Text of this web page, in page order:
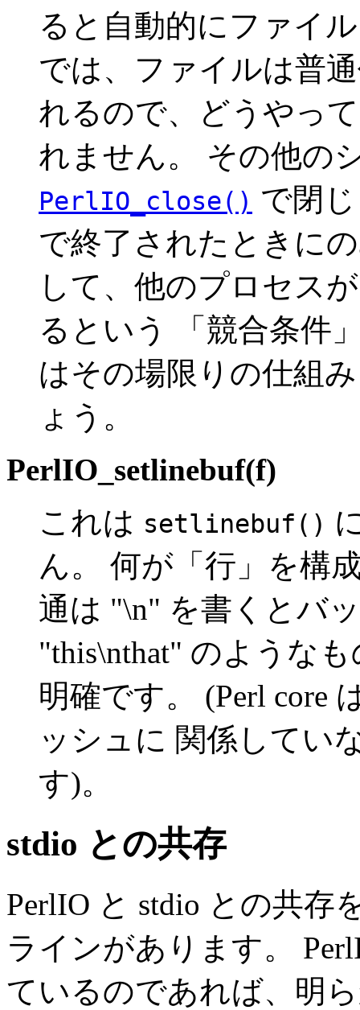
ると自動的にファイ
では、ファイルは普
れるので、どうやっ
れません。 その他の
PerlIO_close() で閉
で終了されたときに
して、他のプロセス
るという 「競合条件
はその場限りの仕組
ょう。
PerlIO_setlinebuf(f)
これは setlinebuf()
ん。 何が「行」を構
通は "\n" を書くとバ
"this\nthat" のような
明確です。 (Perl core
ッシュに 関係してい
す)。
stdio との共存
PerlIO と stdio との共存
ラインがあります。
ているのであれば、明